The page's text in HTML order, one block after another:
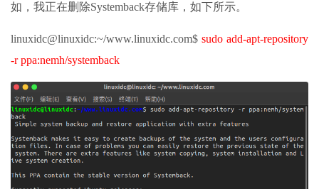
如，我正在删除Systemback存储库，如下所示。
linuxidc@linuxidc:~/www.linuxidc.com$ sudo add-apt-repository
-r ppa:nemh/systemback